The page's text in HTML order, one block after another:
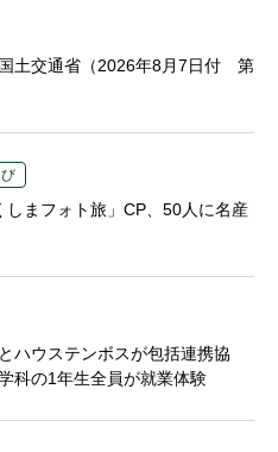
国土交通省（2026年8月7日付 第
しまフォト旅」CP、50人に名産
ハウステンボスが包括連携協
科の1年生全員が就業体験